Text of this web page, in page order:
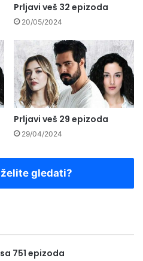
Prljavi veš 32 epizoda
20/05/2024
Prljavi veš 29 epizoda
29/04/2024
gledati?
751 epizoda